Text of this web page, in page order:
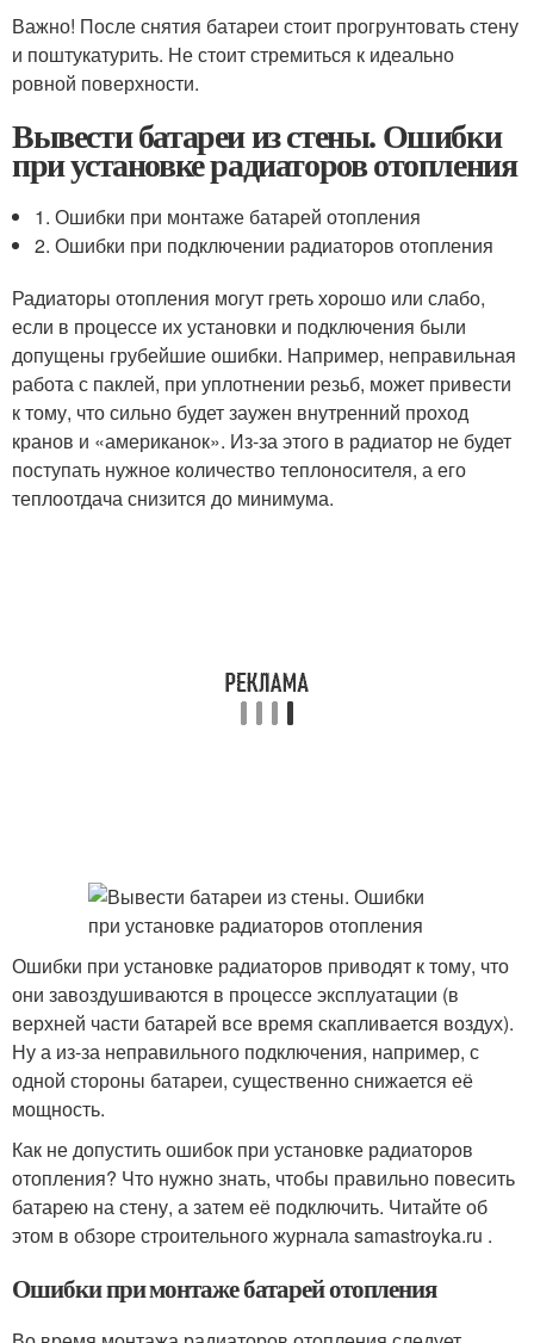
Важно! После снятия батареи стоит прогрунтовать стену
и поштукатурить. Не стоит стремиться к идеально
ровной поверхности.
Вывести батареи из стены. Ошибки
при установке радиаторов отопления
1. Ошибки при монтаже батарей отопления
2. Ошибки при подключении радиаторов отопления
Радиаторы отопления могут греть хорошо или слабо,
если в процессе их установки и подключения были
допущены грубейшие ошибки. Например, неправильная
работа с паклей, при уплотнении резьб, может привести
к тому, что сильно будет заужен внутренний проход
кранов и «американок». Из-за этого в радиатор не будет
поступать нужное количество теплоносителя, а его
теплоотдача снизится до минимума.
Ошибки при установке радиаторов приводят к тому, что
они завоздушиваются в процессе эксплуатации (в
верхней части батарей все время скапливается воздух).
Ну а из-за неправильного подключения, например, с
одной стороны батареи, существенно снижается её
мощность.
Как не допустить ошибок при установке радиаторов
отопления? Что нужно знать, чтобы правильно повесить
батарею на стену, а затем её подключить. Читайте об
этом в обзоре строительного журнала samastroyka.ru .
Ошибки при монтаже батарей отопления